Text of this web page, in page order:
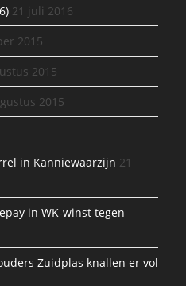
21 juli 2016
2015
2015
2015
in Kanniewaarzijn 21
in WK-winst tegen
Zuidplas knallen er vol